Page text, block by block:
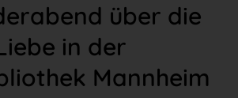
über die
in der
Mannheim